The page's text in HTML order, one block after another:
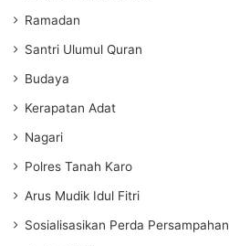
Ramadan
Santri Ulumul Quran
Budaya
Kerapatan Adat
Nagari
Polres Tanah Karo
Arus Mudik Idul Fitri
Sosialisasikan Perda Persampahan